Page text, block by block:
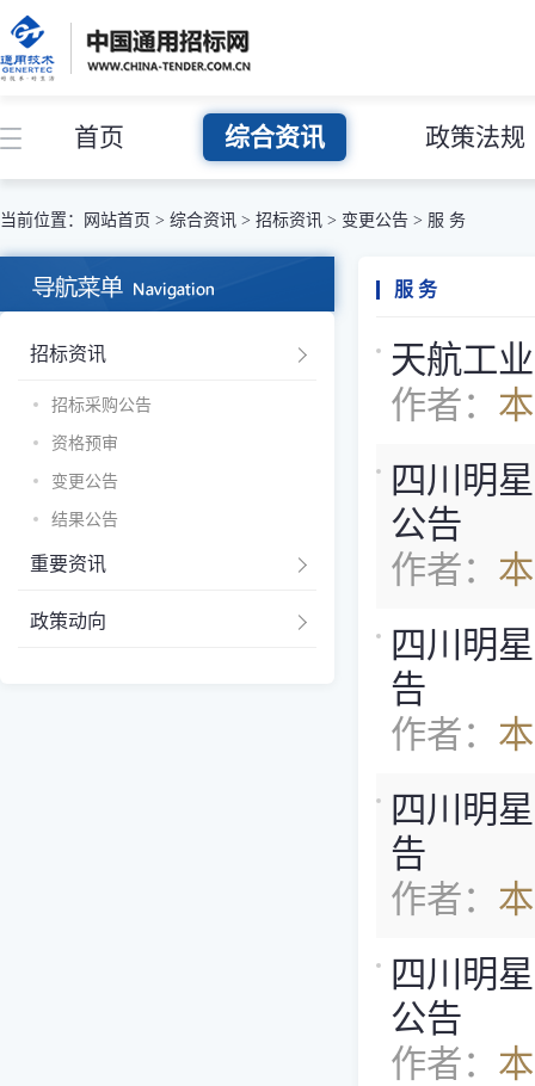
首页 综合资讯 政策法规
当前位置： 网站首页 > 综合资讯 > 招标资讯 > 变更公告 > 服 务
招标资讯
招标采购公告
资格预审
变更公告
结果公告
重要资讯
政策动向
服 务
天航工
作者：
四川明
公告
作者：
四川明
告
作者：
四川明
告
作者：
四川明
公告
作者：